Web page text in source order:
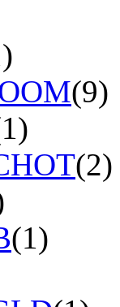
(9)
(2)
(1)